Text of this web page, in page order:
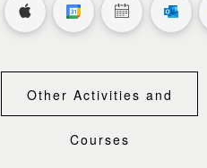
Other Activities and
Courses